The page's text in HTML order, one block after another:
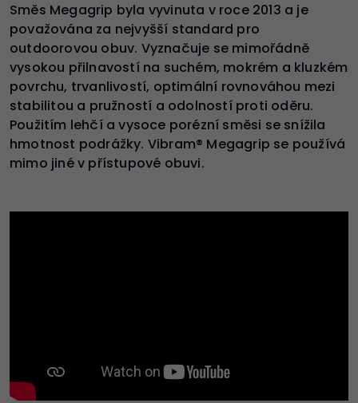
Směs Megagrip byla vyvinuta v roce 2013 a je
považována za nejvyšší standard pro
outdoorovou obuv. Vyznačuje se mimořádně
vysokou přilnavostí na suchém, mokrém a kluzkém
povrchu, trvanlivostí, optimální rovnováhou mezi
stabilitou a pružností a odolností proti oděru.
Použitím lehčí a vysoce porézní směsi se snížila
hmotnost podrážky. Vibram® Megagrip se používá
mimo jiné v přístupové obuvi.